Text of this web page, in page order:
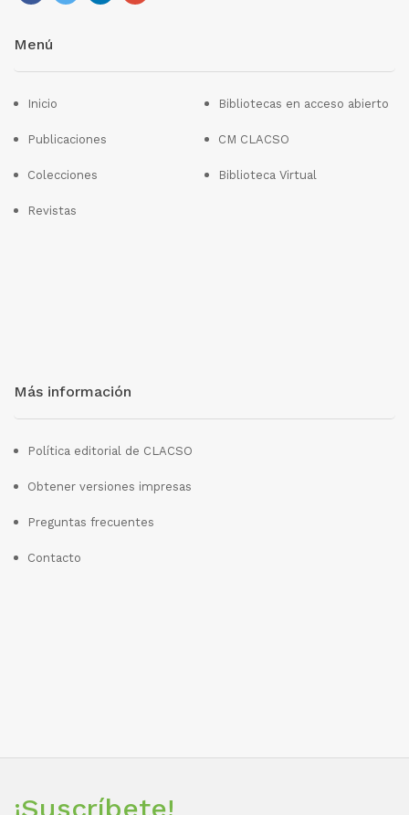
Menú
Inicio
Publicaciones
Colecciones
Revistas
Bibliotecas en acceso abierto
CM CLACSO
Biblioteca Virtual
Más información
Política editorial de CLACSO
Obtener versiones impresas
Preguntas frecuentes
Contacto
¡Suscríbete!